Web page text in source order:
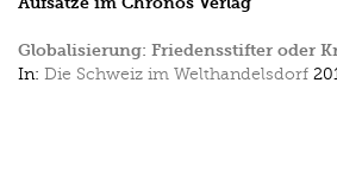
Globalisierung: Friedensstifter oder
In: Die Schweiz im Welthandelsdorf